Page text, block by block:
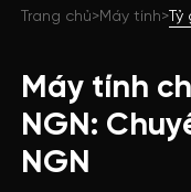
Trang chủ>Máy tính>Tỷ
Máy tính
NGN:
NGN